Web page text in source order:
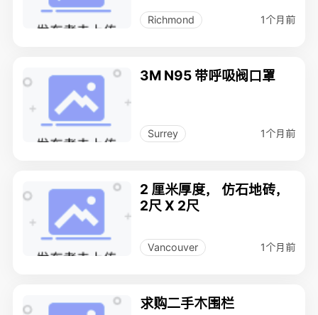
Richmond 1个月前
3M N95 带呼吸阀口罩
Surrey 1个月前
2 厘米厚度， 仿石地砖，
2尺 X 2尺
Vancouver 1个月前
求购二手木围栏